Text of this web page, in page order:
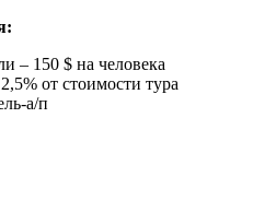
– 150 $ на человека
от стоимости тура
а/п